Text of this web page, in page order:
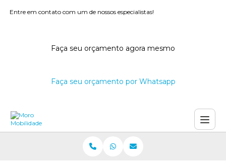
Entre em contato com um de nossos especialistas!
Faça seu orçamento agora mesmo
Faça seu orçamento por Whatsapp